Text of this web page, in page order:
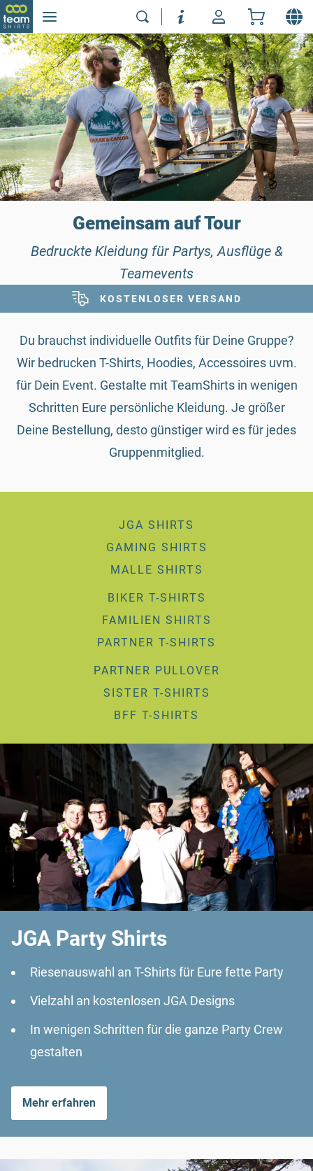
Gemeinsam auf Tour
Bedruckte Kleidung für Partys, Ausflüge &
Teamevents
KOSTENLOSER VERSAND
Du brauchst individuelle Outfits für Deine Gruppe?
Wir bedrucken T-Shirts, Hoodies, Accessoires uvm.
für Dein Event. Gestalte mit TeamShirts in wenigen
Schritten Eure persönliche Kleidung. Je größer
Deine Bestellung, desto günstiger wird es für jedes
Gruppenmitglied.
JGA SHIRTS
GAMING SHIRTS
MALLE SHIRTS
BIKER T-SHIRTS
FAMILIEN SHIRTS
PARTNER T-SHIRTS
PARTNER PULLOVER
SISTER T-SHIRTS
BFF T-SHIRTS
JGA Party Shirts
Riesenauswahl an T-Shirts für Eure fette Party
Vielzahl an kostenlosen JGA Designs
In wenigen Schritten für die ganze Party Crew
gestalten
Mehr erfahren